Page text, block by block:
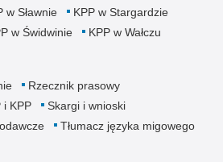
w Sławnie
KPP w Stargardzie
w Świdwinie KPP w Wałczu
Rzecznik prasowy
i KPP
Skargi i wnioski
Tłumacz języka migowego